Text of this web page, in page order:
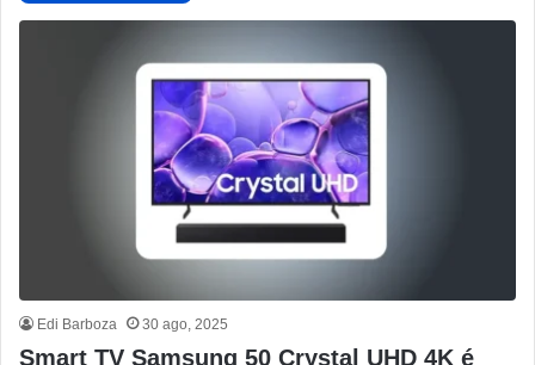
Edi Barboza 30 ago, 2025
Smart TV Samsung 50 Crystal UHD 4K é